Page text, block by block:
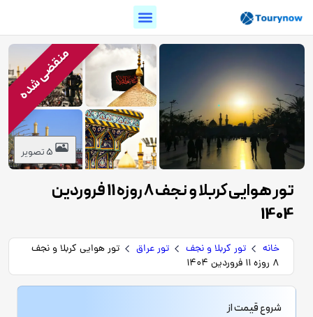
5 تصویر
منقضی شده
تور هوایی کربلا و نجف 8 روزه 11 فروردین
1404
خانه تور کربلا و نجف تور عراق
تور هوایی کربلا و نجف
8 روزه 11 فروردین 1404
شروع قیمت از